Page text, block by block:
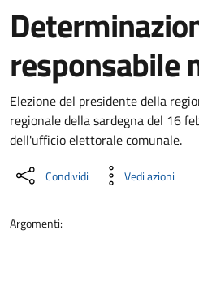
responsabile
Dettaglio del documento
Elezione del presidente della
regionale della sardegna del 16
dell'ufficio elettorale comunale.
Condividi Vedi azioni
Argomenti: